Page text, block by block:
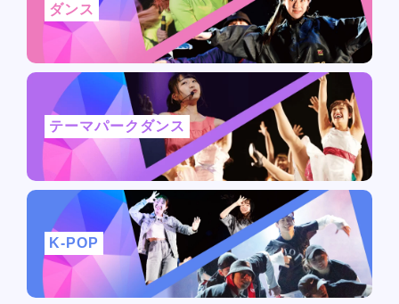
ダンス
テーマパークダンス
K-POP